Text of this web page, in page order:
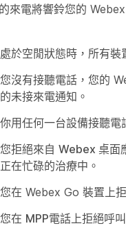
來電將響鈴您的
於空閒狀態時，所有裝
沒有接聽電話，您的
的未接來電通知。
用任何一台設備接聽電
拒絕來自 Webex 桌面
在忙碌的治療中。
在 Webex Go 裝置上
在 MPP電話上拒絕呼